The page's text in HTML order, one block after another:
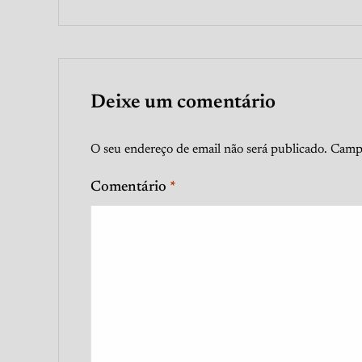
Deixe um comentário
O seu endereço de email não será publicado.
Comentário *